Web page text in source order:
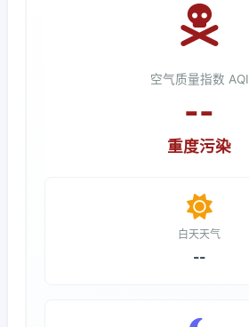
空气质量指数 AQI
--
重度污染
白天天气
--